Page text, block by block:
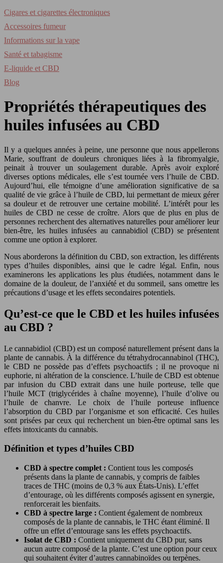
Cigares et cigarettes électroniques
Accessoires fumeur
Informations sur la vape
Santé et tabagisme
E-liquide et CBD
Blog
Propriétés thérapeutiques des
huiles infusées au CBD
Il y a quelques années à peine, une personne que nous appellerons
Marie, souffrant de douleurs chroniques liées à la fibromyalgie,
peinait à trouver un soulagement durable. Après avoir exploré
diverses options médicales, elle s’est tournée vers l’huile de CBD.
Aujourd’hui, elle témoigne d’une amélioration significative de sa
qualité de vie grâce à l’huile de CBD, lui permettant de mieux gérer
sa douleur et de retrouver une certaine mobilité. L’intérêt pour les
huiles de CBD ne cesse de croître. Alors que de plus en plus de
personnes recherchent des alternatives naturelles pour améliorer leur
bien-être, les huiles infusées au cannabidiol (CBD) se présentent
comme une option à explorer.
Nous aborderons la définition du CBD, son extraction, les différents
types d’huiles disponibles, ainsi que le cadre légal. Enfin, nous
examinerons les applications les plus étudiées, notamment dans le
domaine de la douleur, de l’anxiété et du sommeil, sans omettre les
précautions d’usage et les effets secondaires potentiels.
Qu’est-ce que le CBD et les huiles infusées
au CBD ?
Le cannabidiol (CBD) est un composé naturellement présent dans la
plante de cannabis. À la différence du tétrahydrocannabinol (THC),
le CBD ne possède pas d’effets psychoactifs ; il ne provoque ni
euphorie, ni altération de la conscience. L’huile de CBD est obtenue
par infusion du CBD extrait dans une huile porteuse, telle que
l’huile MCT (triglycérides à chaîne moyenne), l’huile d’olive ou
l’huile de chanvre. Le choix de l’huile porteuse influence
l’absorption du CBD par l’organisme et son efficacité. Ces huiles
sont prisées par ceux qui recherchent un bien-être optimal sans les
effets intoxicants du cannabis.
Définition et types d’huiles CBD
CBD à spectre complet : Contient tous les composés
présents dans la plante de cannabis, y compris de faibles
traces de THC (moins de 0,3 % aux États-Unis). L’effet
d’entourage, où les différents composés agissent en synergie,
renforcerait les bienfaits.
CBD à spectre large : Contient également de nombreux
composés de la plante de cannabis, le THC étant éliminé. Il
offre un effet d’entourage sans les effets psychoactifs.
Isolat de CBD : Contient uniquement du CBD pur, sans
aucun autre composé de la plante. C’est une option pour ceux
qui souhaitent éviter d’autres cannabinoïdes ou terpènes.